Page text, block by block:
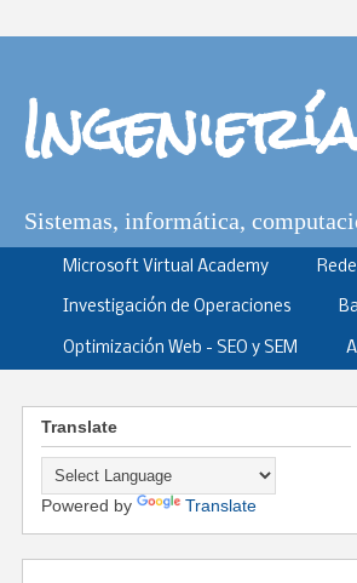
Sistemas, informática,
Microsoft Virtual Academy
Investigación de Operaciones
Optimización Web - SEO y SEM
Translate
Powered by Translate